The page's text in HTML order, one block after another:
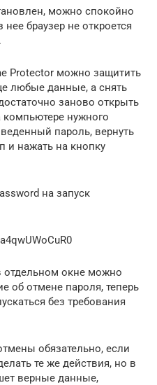
можно спокойно
браузер не откроется
Protector можно защитить
любые данные, а снять
заново открыть
компьютере нужного
пароль, вернуть
и нажать на кнопку
на запуск
отдельном окне можно
об отмене пароля, теперь
без требования
обязательно, если
те же действия, но в
верные данные,